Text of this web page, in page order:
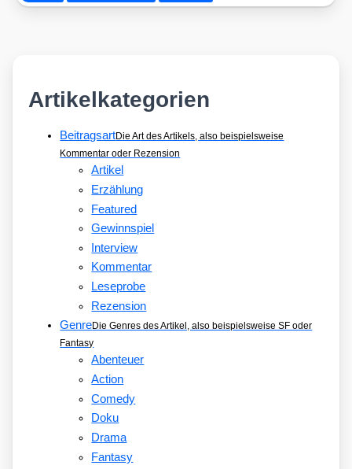
Artikelkategorien
BeitragsartDie Art des Artikels, also beispielsweise
Kommentar oder Rezension
Artikel
Erzählung
Featured
Gewinnspiel
Interview
Kommentar
Leseprobe
Rezension
GenreDie Genres des Artikel, also beispielsweise SF oder
Fantasy
Abenteuer
Action
Comedy
Doku
Drama
Fantasy